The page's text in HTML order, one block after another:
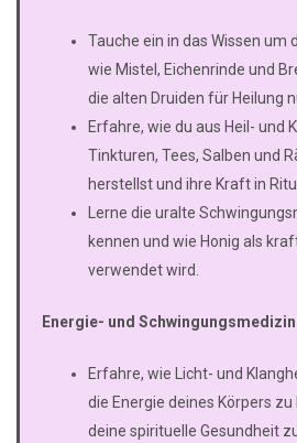
Tauche ein in das Wissen um
wie Mistel, Eichenrinde und
die alten Druiden für Heilung
Erfahre, wie du aus Heil- und
Tinkturen, Tees, Salben und
herstellst und ihre Kraft in
Lerne die uralte
kennen und wie Honig als
verwendet wird.
Energie- und
Erfahre, wie Licht- und
die Energie deines Körpers
deine spirituelle Gesundheit